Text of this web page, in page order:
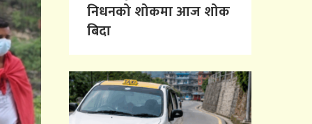
निधनको शोकमा आज शोक
बिदा